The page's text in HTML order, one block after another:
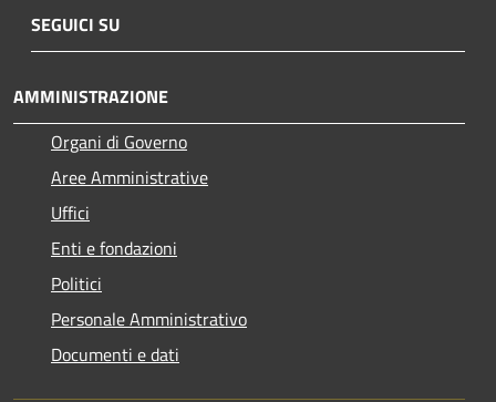
SEGUICI SU
AMMINISTRAZIONE
Organi di Governo
Aree Amministrative
Uffici
Enti e fondazioni
Politici
Personale Amministrativo
Documenti e dati